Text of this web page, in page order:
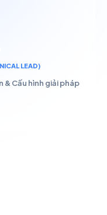
LEAD)
& Cấu hình giải pháp